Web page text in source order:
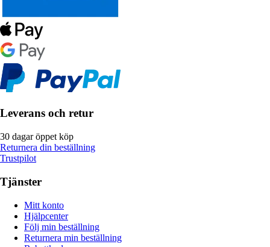
Leverans och retur
30 dagar öppet köp
Returnera din beställning
Trustpilot
Tjänster
Mitt konto
Hjälpcenter
Följ min beställning
Returnera min beställning